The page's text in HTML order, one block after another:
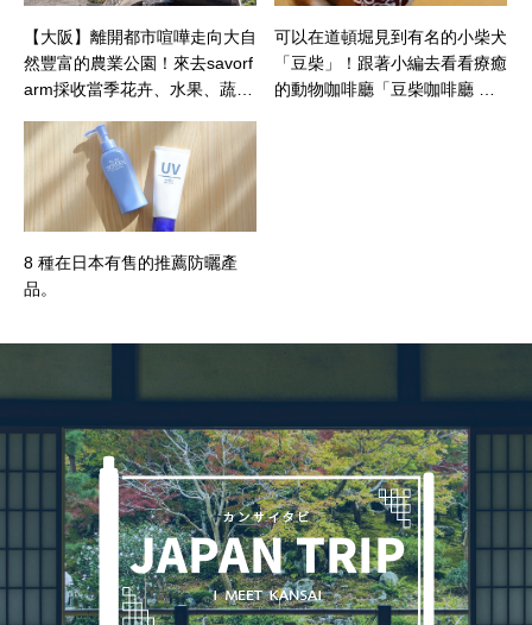
【大阪】離開都市喧嘩走向大自
然豐富的農業公園！來去savorf
arm採收當季花卉、水果、蔬菜
可以在道頓堀見到有名的小柴犬
「豆柴」！跟著小編去看看療癒
的動物咖啡廳「豆柴咖啡廳 大
8 種在日本有售的推薦防曬產
品。